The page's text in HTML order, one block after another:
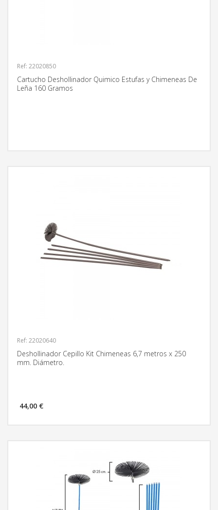
Ref: 22020850
Cartucho Deshollinador Quimico Estufas y Chimeneas De
Leña 160 Gramos
Ref: 22020640
Deshollinador Cepillo Kit Chimeneas 6,7 metros x 250
mm. Diámetro.
44,00 €